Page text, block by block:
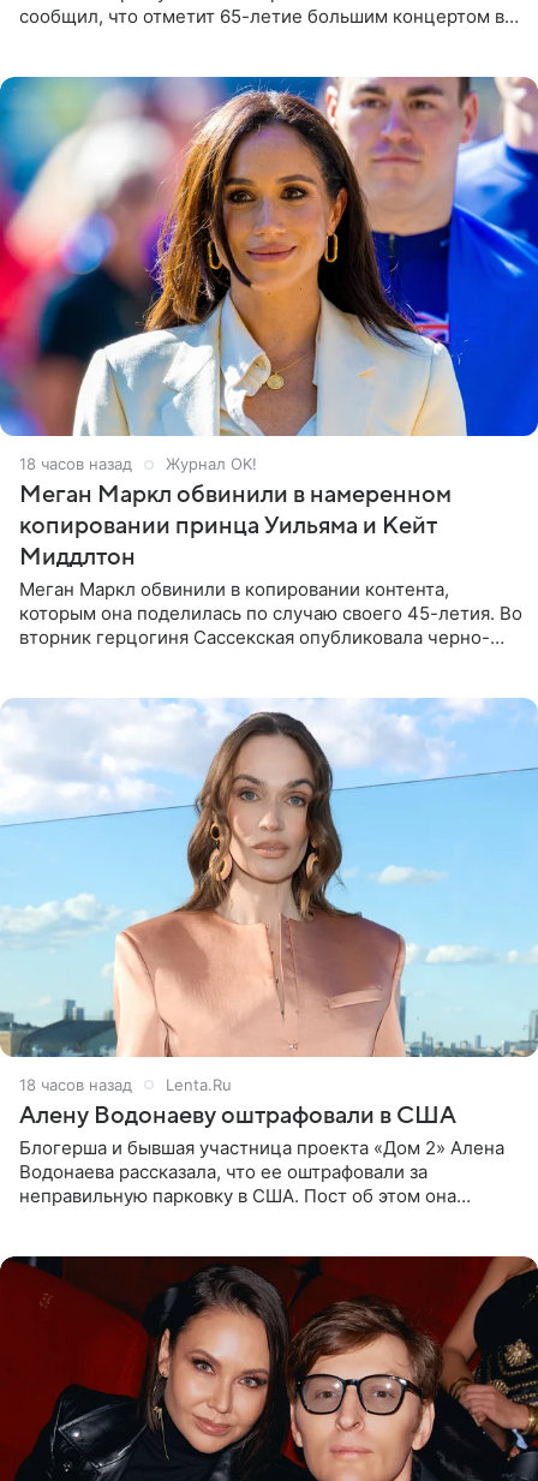
сообщил, что отметит 65-летие большим концертом в
18 часов назад Журнал OK!
Меган Маркл обвинили в намеренном
копировании принца Уильяма и Кейт
Миддлтон
Меган Маркл обвинили в копировании контента,
которым она поделилась по случаю своего 45-летия. Во
вторник герцогиня Сассекская опубликовала черно-
18 часов назад Lenta.Ru
Алену Водонаеву оштрафовали в США
Блогерша и бывшая участница проекта «Дом 2» Алена
Водонаева рассказала, что ее оштрафовали за
неправильную парковку в США. Пост об этом она